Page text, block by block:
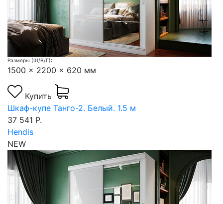
Размеры (Ш/В/Г):
1500 x 2200 x 620 мм
Купить
Шкаф-купе Танго-2. Белый. 1.5 м
37 541 Р.
Hendis
NEW